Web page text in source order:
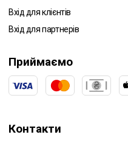
Вхід для клієнтів
Вхід для партнерів
Приймаємо
Контакти